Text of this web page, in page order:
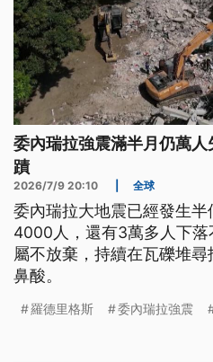
委內瑞拉強震滿半月仍萬
蹟
2026/7/9 20:10 全球
委內瑞拉大地震已經發生
4000人，還有3萬多人下
屬不放棄，持續在瓦礫堆
鼻酸。
羅德里格斯 委內瑞拉強震